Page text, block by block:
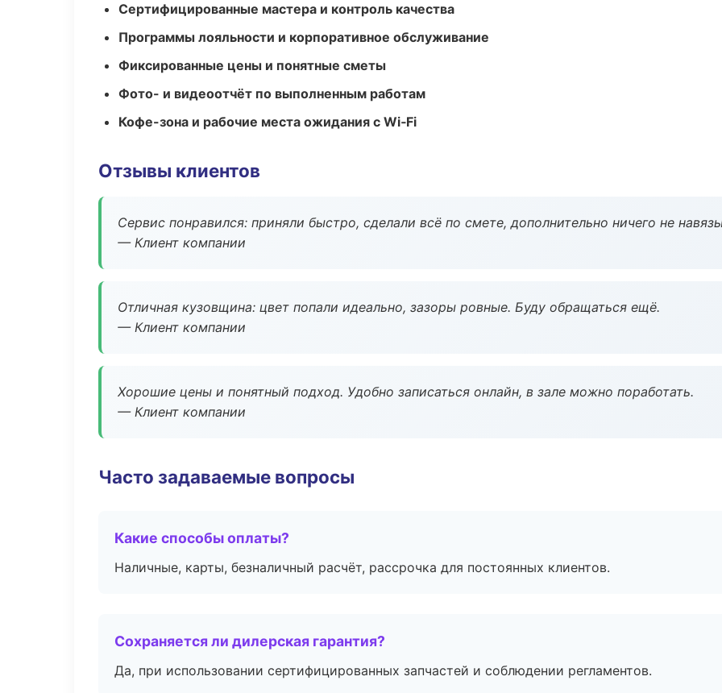
Сертифицированные мастера и контроль качества
Программы лояльности и корпоративное обслуживание
Фиксированные цены и понятные сметы
Фото- и видеоотчёт по выполненным работам
Кофе-зона и рабочие места ожидания с Wi‑Fi
Отзывы клиентов
Сервис понравился: приняли быстро, сделали всё по смете, дополнительно ничего не
— Клиент компании
Отличная кузовщина: цвет попали идеально, зазоры ровные. Буду обращаться ещё.
— Клиент компании
Хорошие цены и понятный подход. Удобно записаться онлайн, в зале можно поработать.
— Клиент компании
Часто задаваемые вопросы
Какие способы оплаты?
Наличные, карты, безналичный расчёт, рассрочка для постоянных клиентов.
Сохраняется ли дилерская гарантия?
Да, при использовании сертифицированных запчастей и соблюдении регламентов.